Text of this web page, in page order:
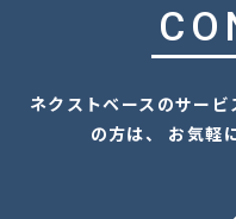
ネクストベースのサー
の方は、 お気軽